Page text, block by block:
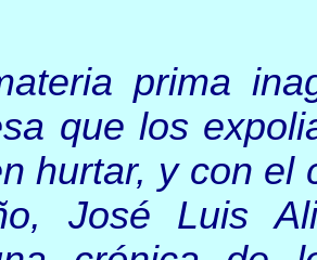
prima
que los
hurtar, y con el
José Luis